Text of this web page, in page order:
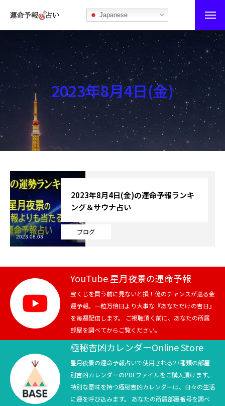
Japanese
運命予報占い
運命予報占いとは
あなたの所属部屋を探そう！
最恐の相性占い
秘伝公開！吉凶カレンダー
記事カテゴリー
ブログ
お知らせ
テニス
スポーツ
競馬
テニス四大大会・五輪
テニス四大大会・五輪
2023年8月4日(金)
ブログ
2023年8月4日(金)の運命予報ランキ
ング＆サウナ占い
2023.08.03
YouTube 星月夜景の運命予報
宝くじを買う前に見ないと損！億のチャンスが巡る金
運予報。一粒万倍日より大事な『あなただけの吉日』
を毎週配信します。 ご視聴頂く前に、あなたの所属
部屋を調べてからご覧ください。
極秘吉凶カレンダーOnline Store
星月夜景の運命予報占いで使用される27種類の部屋
別吉凶カレンダーのPDFファイルをご購入頂けます。
特別な意味を持つ極秘吉凶カレンダーは、日々の生活
に運を呼び込みます。 あなたの所属部屋番号を調べ